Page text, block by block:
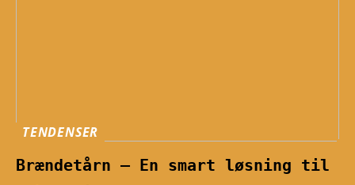
TENDENSER
Brændetårn – En smart løsning til